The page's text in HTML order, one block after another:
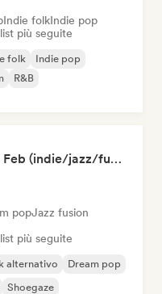
Indie folkIndie pop
più seguite
folk
Indie pop
R&B
Gbloomers Chillers Feb (indie/jazz/funk/psych)
popJazz fusion
più seguite
alternativo
Dream pop
Shoegaze